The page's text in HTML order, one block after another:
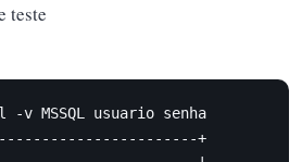
teste
-v MSSQL usuario senha
+